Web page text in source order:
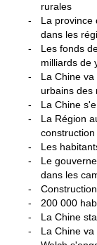
rurales
-
La province
dans les
-
Les fonds
milliards de
-
La Chine
urbains des
-
La Chine
-
La Région
-
Les
-
Le
dans les
-
-
200 000
-
La Chine
-
La Chine